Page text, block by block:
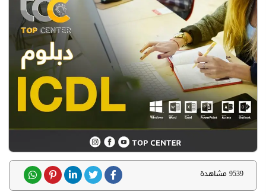
9539 مشاهدة